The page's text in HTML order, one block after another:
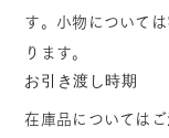
す。小物について
ります。
お引き渡し時期
在庫品については